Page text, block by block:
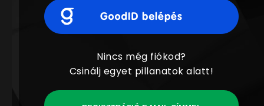
Nincs még fiókod?
Csinálj egyet pillanatok alatt!